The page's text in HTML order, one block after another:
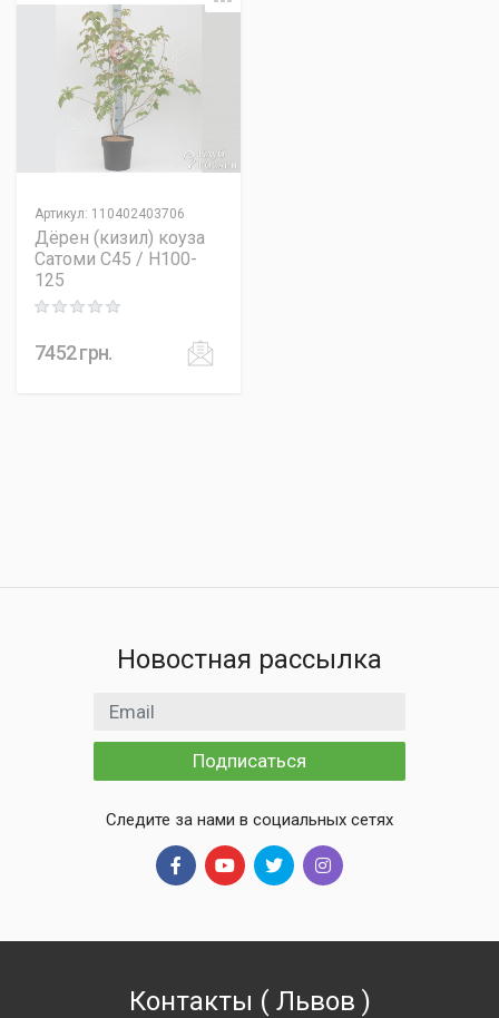
Артикул: 110402403706
Дёрен (кизил) коуза
Сатоми C45 / H100-
125
Rating: 0 out of 5
7452грн.
Новостная рассылка
Email адрес
Подписаться
Следите за нами в социальных сетях
Контакты ( Львов )